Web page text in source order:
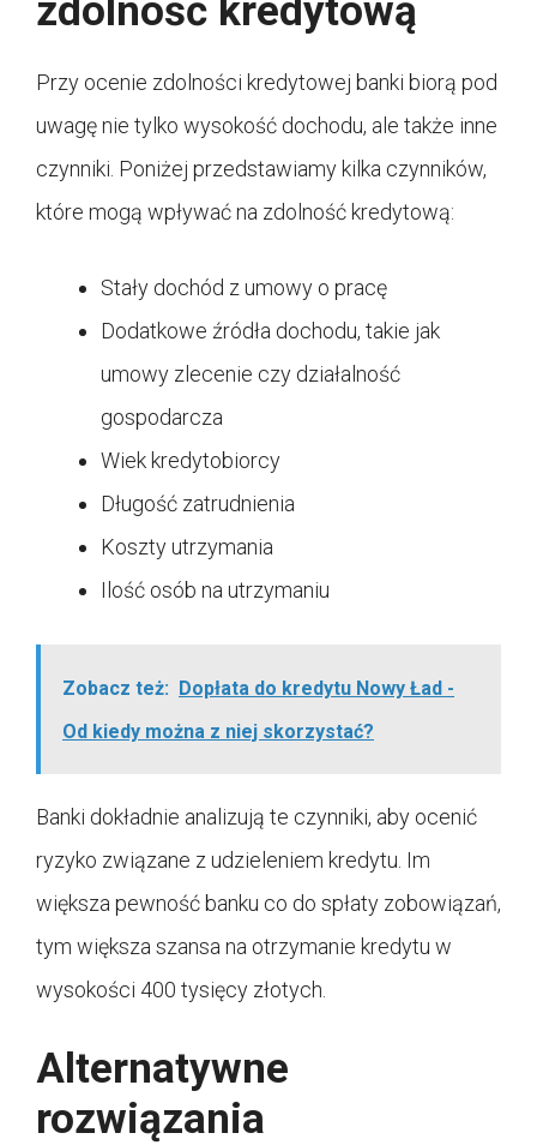
zdolność kredytową
Przy ocenie zdolności kredytowej banki biorą pod
uwagę nie tylko wysokość dochodu, ale także inne
czynniki. Poniżej przedstawiamy kilka czynników,
które mogą wpływać na zdolność kredytową:
Stały dochód z umowy o pracę
Dodatkowe źródła dochodu, takie jak
umowy zlecenie czy działalność
gospodarcza
Wiek kredytobiorcy
Długość zatrudnienia
Koszty utrzymania
Ilość osób na utrzymaniu
Zobacz też: Dopłata do kredytu Nowy Ład -
Od kiedy można z niej skorzystać?
Banki dokładnie analizują te czynniki, aby ocenić
ryzyko związane z udzieleniem kredytu. Im
większa pewność banku co do spłaty zobowiązań,
tym większa szansa na otrzymanie kredytu w
wysokości 400 tysięcy złotych.
Alternatywne
rozwiązania